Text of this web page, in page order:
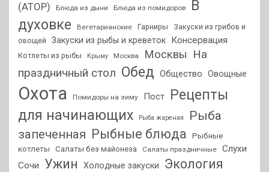
(АТОР)
Блюда из дыни Блюда из помидоров
В
духовке
Вегетарианские Гарниры
Закуски из грибов и
овощей
Закуски из рыбы и креветок Консервация
Котлеты из рыбы Крыму Москва Москвы На
праздничный стол Обед Общество Овощные
Охота Помидоры на зиму Пост
Рецепты
для начинающих
Рыба жареная
Рыба
запеченная Рыбные блюда
Рыбные
котлеты
Салаты без майонеза Салаты праздничные
Слухи
Сочи
Ужин Холодные закуски Экология